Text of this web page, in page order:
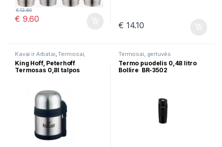
€ 9.60
€12.80
€ 14.10
Kavai ir Arbatai,Termosai,
gertuvės
King Hoff, Peterhoff
Termosas 0,8l talpos
Termosai, gertuvės
Termo puodelis 0,48 litro
Bollire BR-3502